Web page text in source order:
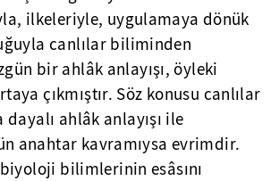
ilkeleriyle, uygulamaya dönük
canlılar biliminden
bir ahlâk anlayışı, öyleki
çıkmıştır. Söz konusu canlılar
ahlâk anlayışı ile
anahtar kavramıysa evrimdir.
bilimlerinin esâsını